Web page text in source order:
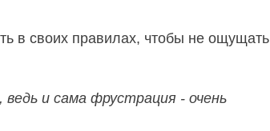
в своих правилах, чтобы не ощущать
и сама фрустрация - очень